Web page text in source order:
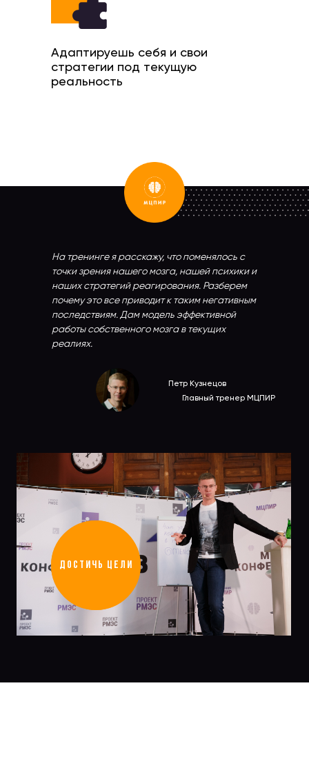
Адаптируешь себя и свои
стратегии под текущую
реальность
На тренинге я расскажу, что поменялось с
точки зрения нашего мозга, нашей психики и
наших стратегий реагирования. Разберем
почему это все приводит к таким негативным
последствиям. Дам модель эффективной
работы собственного мозга в текущих
реалиях.
Главный тренер МЦПИР
Петр Кузнецов
ДОСТИЧЬ ЦЕЛИ